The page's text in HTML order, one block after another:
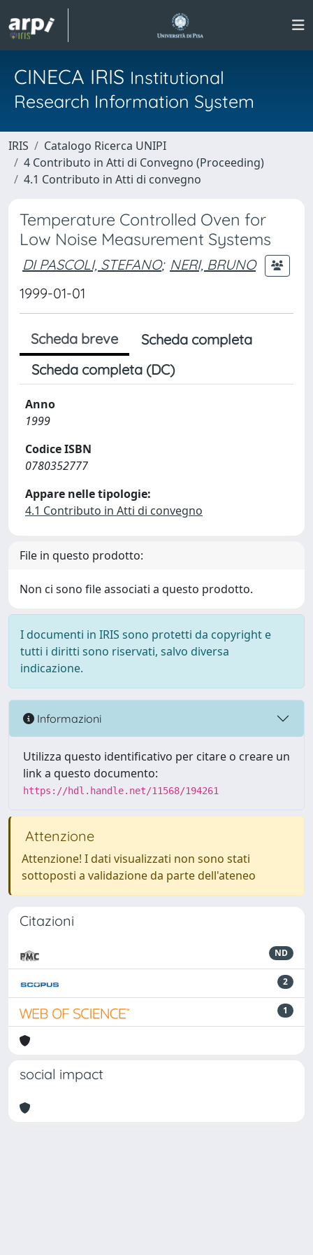
CINECA IRIS Institutional
Research Information System
IRIS
Catalogo Ricerca UNIPI
4 Contributo in Atti di Convegno (Proceeding)
4.1 Contributo in Atti di convegno
Temperature Controlled Oven for
Low Noise Measurement Systems
DI PASCOLI, STEFANO; NERI, BRUNO
1999-01-01
Scheda breve
Scheda completa
Scheda completa (DC)
Anno
1999
Codice ISBN
0780352777
Appare nelle tipologie:
4.1 Contributo in Atti di convegno
File in questo prodotto:
Non ci sono file associati a questo prodotto.
I documenti in IRIS sono protetti da copyright e
tutti i diritti sono riservati, salvo diversa
indicazione.
Informazioni
Utilizza questo identificativo per citare o creare un
link a questo documento:
https://hdl.handle.net/11568/194261
Attenzione
Attenzione! I dati visualizzati non sono stati
sottoposti a validazione da parte dell'ateneo
Citazioni
ND
2
1
social impact